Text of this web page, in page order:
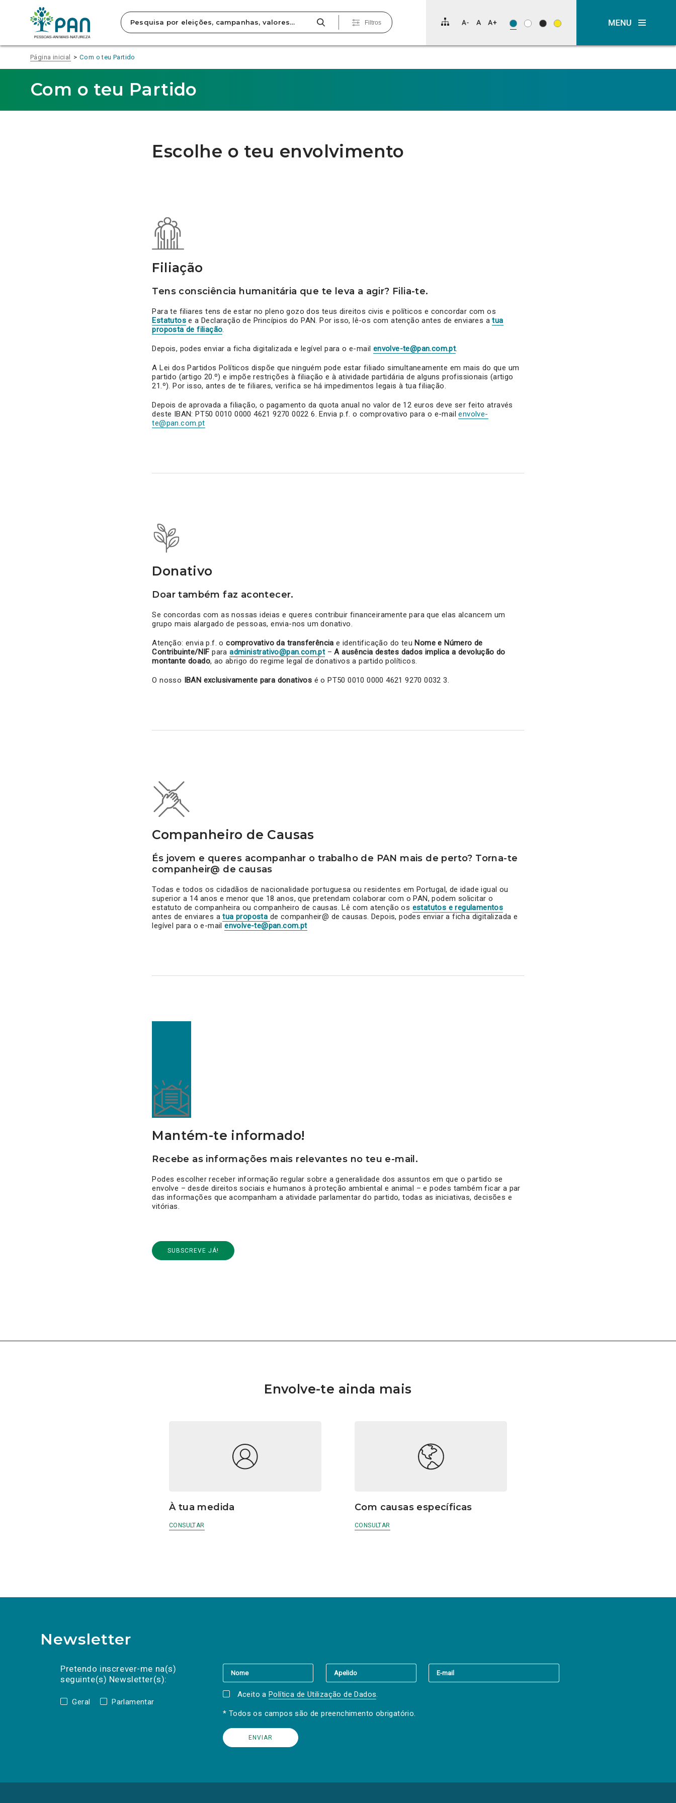
conteúdo
da
Filtros
Página inicial Com o teu Partido
Com o teu Partido
Escolhe o teu envolvimento
Filiação
Tens consciência humanitária que te leva a agir? Filia-te.
Para te filiares tens de estar no pleno gozo dos teus direitos civis e políticos e concordar com os
Estatutos e a Declaração de Princípios do PAN. Por isso, lê-os com atenção antes de enviares atua
proposta de filiação.
Depois, podes enviar a ficha digitalizada e legível para o e-mail envolve-te@pan.com.pt.
A Lei dos Partidos Políticos dispõe que ninguém pode estar filiado simultaneamente em mais do que um
partido (artigo 20.º) e impõe restrições à filiação e à atividade partidária de alguns profissionais (artigo
21.º). Por isso, antes de te filiares, verifica se há impedimentos legais à tua filiação.
Depois de aprovada a filiação, o pagamento da quota anual no valor de 12 euros deve ser feito através
deste IBAN: PT50 0010 0000 4621 9270 0022 6. Envia p.f. o comprovativo para o e-mailenvolve-
te@pan.com.pt
Donativo
Doar também faz acontecer.
Se concordas com as nossas ideias e queres contribuir financeiramente para que elas alcancem um
grupo mais alargado de pessoas, envia-nos um donativo.
Atenção: envia p.f. ocomprovativo da transferência e identificação do teu Nome e Número de
Contribuinte/NIF paraadministrativo@pan.com.pt–A ausência destes dados implica a devolução do
montante doado, ao abrigo do regime legal de donativos a partido políticos.
O nosso IBAN exclusivamente para donativos é o PT50 0010 0000 4621 9270 0032 3.
Companheiro de Causas
És jovem e queres acompanhar o trabalho de PAN mais de perto? Torna-te
companheir@ de causas
Todas e todos os cidadãos de nacionalidade portuguesa ou residentes em Portugal, de idade igual ou
superior a 14 anos e menor que 18 anos, que pretendam colaborar com o PAN, podem solicitar o
estatuto de companheira ou companheiro de causas. Lê com atenção os estatutos e regulamentos
antes de enviares atua proposta de companheir@ de causas. Depois, podes enviar a ficha digitalizada e
legível para o e-mailenvolve-te@pan.com.pt
Mantém-te informado!
Recebe as informações mais relevantes no teu e-mail.
Podes escolher receber informação regular sobre a generalidade dos assuntos em que o partido se
envolve – desde direitos sociais e humanos à proteção ambiental e animal – e podes também ficar a par
das informações que acompanham a atividade parlamentar do partido, todas as iniciativas, decisões e
vitórias.
SUBSCREVE JÁ!
Envolve-te ainda mais
À tua medida
CONSULTAR
Com causas específicas
CONSULTAR
ESPECÍFICAS
Newsletter
Pretendo inscrever-me na(s)
seguinte(s) Newsletter(s):
Geral Parlamentar
mail
Aceito aPolítica de Utilização de Dados.
* Todos os campos são de preenchimento obrigatório.